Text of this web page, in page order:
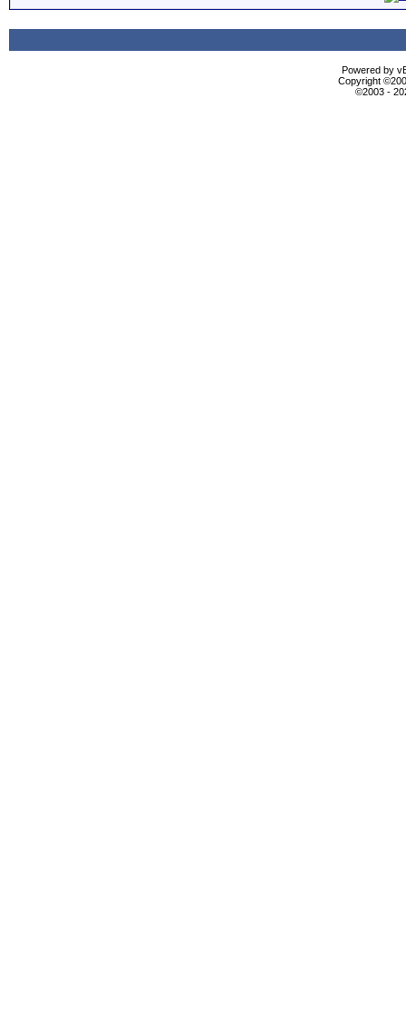
Powered by
Copyright
©2003 -